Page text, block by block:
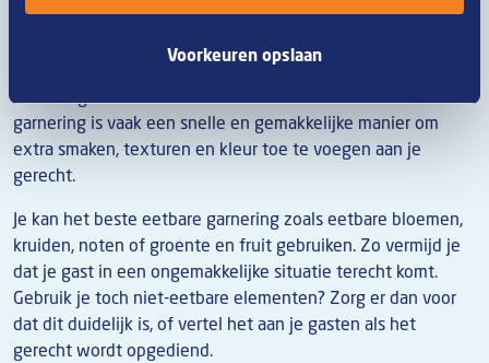
Voorkeuren opslaan
Gebruik bij voorkeur eetbare garnering
garnering is vaak een snelle en gemakkelijke manier om
extra smaken, texturen en kleur toe te voegen aan je
gerecht.
Je kan het beste eetbare garnering zoals eetbare bloemen,
kruiden, noten of groente en fruit gebruiken. Zo vermijd je
dat je gast in een ongemakkelijke situatie terecht komt.
Gebruik je toch niet-eetbare elementen? Zorg er dan voor
dat dit duidelijk is, of vertel het aan je gasten als het
gerecht wordt opgediend.